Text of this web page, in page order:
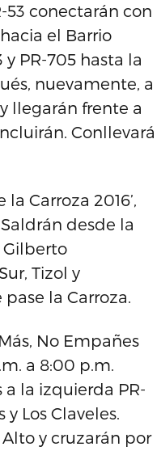
53 conectarán con
el Barrio
PR-705 hasta la
nuevamente, a
llegarán frente a
Conllevará
Carroza 2016’,
desde la
Gilberto
Tizol y
la Carroza.
No Empañes
a 8:00 p.m.
a la izquierda PR-
Los Claveles.
y cruzarán por